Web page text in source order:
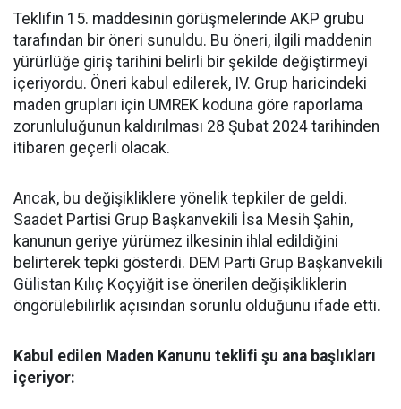
Teklifin 15. maddesinin görüşmelerinde AKP grubu
tarafından bir öneri sunuldu. Bu öneri, ilgili maddenin
yürürlüğe giriş tarihini belirli bir şekilde değiştirmeyi
içeriyordu. Öneri kabul edilerek, IV. Grup haricindeki
maden grupları için UMREK koduna göre raporlama
zorunluluğunun kaldırılması 28 Şubat 2024 tarihinden
itibaren geçerli olacak.
Ancak, bu değişikliklere yönelik tepkiler de geldi.
Saadet Partisi Grup Başkanvekili İsa Mesih Şahin,
kanunun geriye yürümez ilkesinin ihlal edildiğini
belirterek tepki gösterdi. DEM Parti Grup Başkanvekili
Gülistan Kılıç Koçyiğit ise önerilen değişikliklerin
öngörülebilirlik açısından sorunlu olduğunu ifade etti.
Kabul edilen Maden Kanunu teklifi şu ana başlıkları
içeriyor: